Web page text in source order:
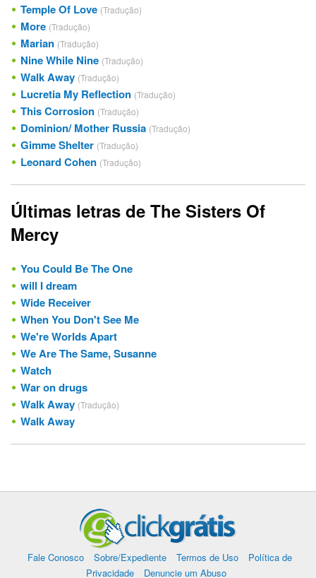
Temple Of Love (Tradução)
More (Tradução)
Marian (Tradução)
Nine While Nine (Tradução)
Walk Away (Tradução)
Lucretia My Reflection (Tradução)
This Corrosion (Tradução)
Dominion/ Mother Russia (Tradução)
Gimme Shelter (Tradução)
Leonard Cohen (Tradução)
Últimas letras de The Sisters Of
Mercy
You Could Be The One
will I dream
Wide Receiver
When You Don't See Me
We're Worlds Apart
We Are The Same, Susanne
Watch
War on drugs
Walk Away (Tradução)
Walk Away
Fale Conosco Sobre/Expediente Termos de Uso
Política de
Privacidade
Denuncie um Abuso